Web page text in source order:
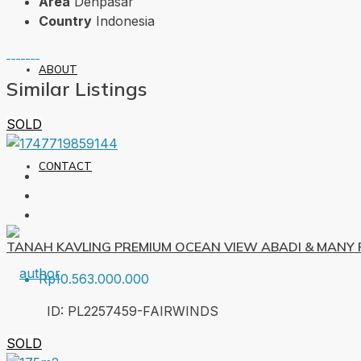
ABOUT
CONTACT
Country Indonesia
Similar Listings
SOLD
TANAH KAVLING PREMIUM OCEAN VIEW ABADI & MANY
Rp10.563.000.000
ID: PL2257459-FAIRWINDS
SOLD